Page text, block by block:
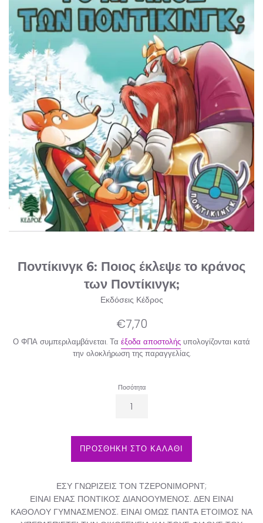
Ποντίκινγκ 6: Ποιος έκλεψε το κράνος
των Ποντίκινγκ;
Εκδόσεις Κέδρος
Κανονική
€7,70
Ο ΦΠΑ συμπεριλαμβάνεται. Τα έξοδα αποστολής υπολογίζονται κατά
την ολοκλήρωση της παραγγελίας.
Ποσότητα
ΠΡΟΣΘΗΚΗ ΣΤΟ ΚΑΛΑΘΙ
ΕΣΥ ΓΝΩΡΙΖΕΙΣ ΤΟΝ ΤΖΕΡΟΝΙΜΟΡΝΤ;
ΕΙΝΑΙ ΕΝΑΣ ΠΟΝΤΙΚΟΣ ΔΙΑΝΟΟΥΜΕΝΟΣ. ΔΕΝ ΕΙΝΑΙ
ΚΑΘΟΛΟΥ ΓΥΜΝΑΣΜΕΝΟΣ. ΕΙΝΑΙ ΟΜΩΣ ΠΑΝΤΑ ΕΤΟΙΜΟΣ ΝΑ